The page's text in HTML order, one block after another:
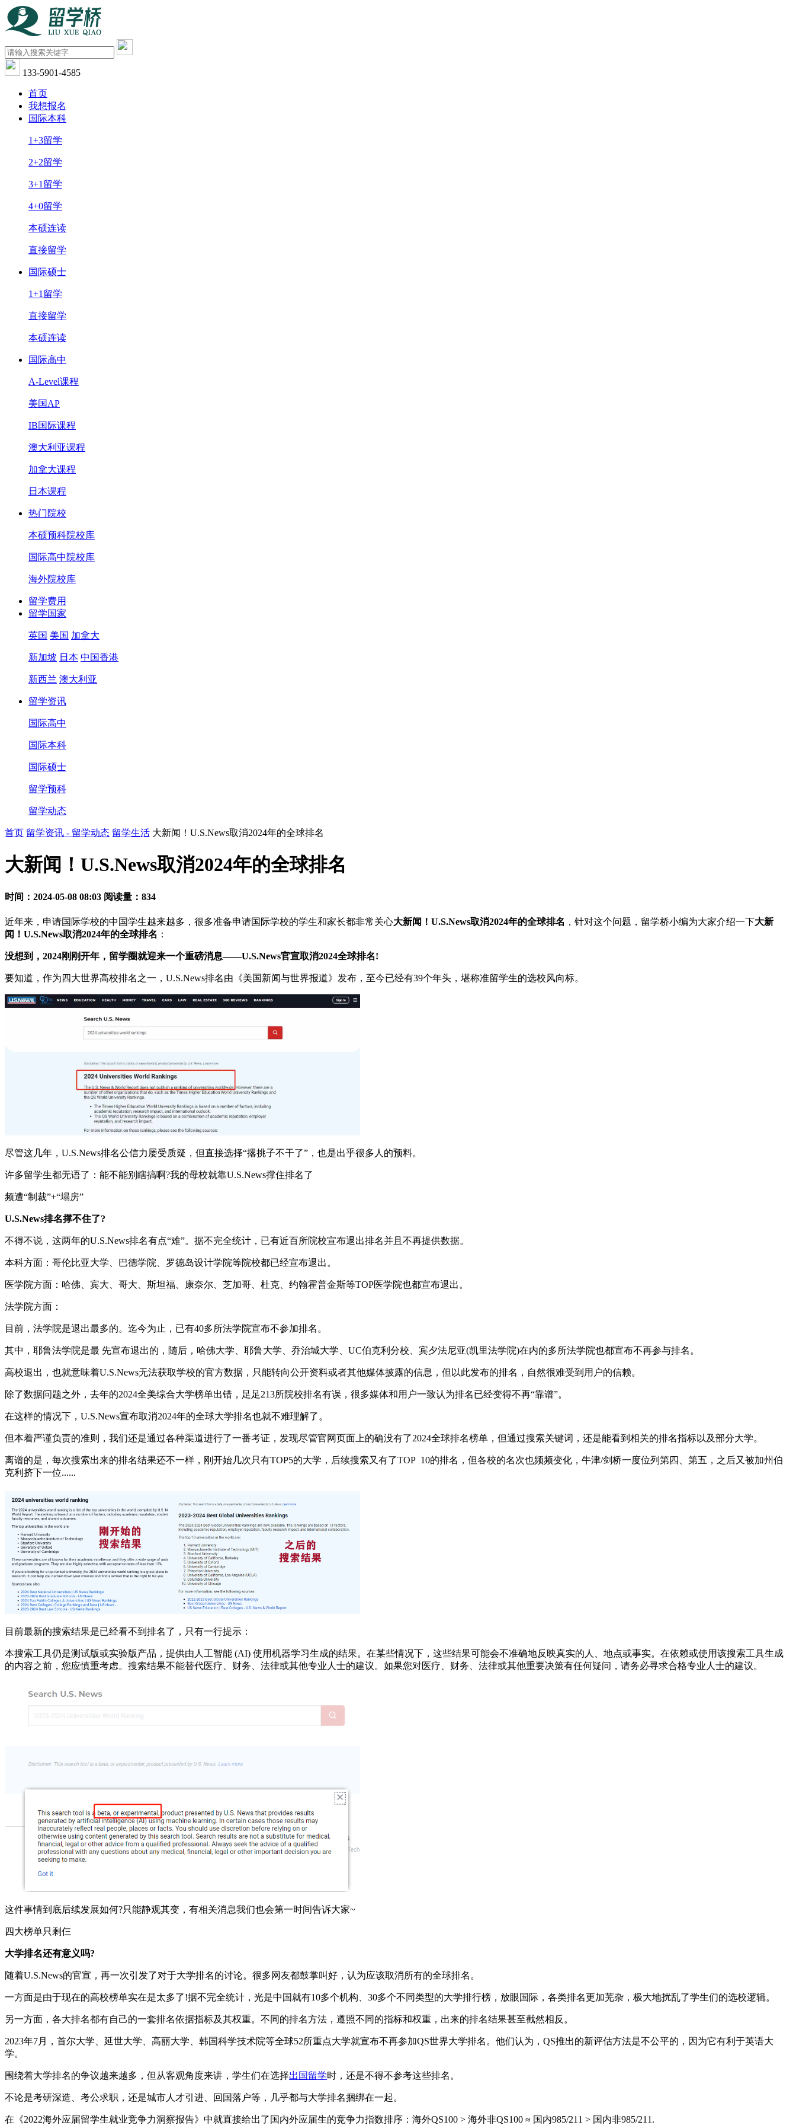
133-5901-4585
首页
我想报名
国际本科
1+3留学
2+2留学
3+1留学
4+0留学
本硕连读
直接留学
国际硕士
1+1留学
直接留学
本硕连读
国际高中
A-Level课程
美国AP
IB国际课程
澳大利亚课程
加拿大课程
日本课程
热门院校
本硕预科院校库
国际高中院校库
海外院校库
留学费用
留学国家
英国 美国 加拿大
新加坡 日本 中国香港
新西兰 澳大利亚
留学资讯
国际高中
国际本科
国际硕士
留学预科
留学动态
首页 留学资讯 - 留学动态 留学生活 大新闻！U.S.News取消2024年的全球排名
大新闻！U.S.News取消2024年的全球排名
时间：2024-05-08 08:03 阅读量：834
近年来，申请国际学校的中国学生越来越多，很多准备申请国际学校的学生和家长都非常关心大新闻！U.S.News取消2024年的全球排名 ，针对这个问题，留学桥小编为大家介绍一下大新
闻！U.S.News取消2024年的全球排名 ：
没想到，2024刚刚开年，留学圈就迎来一个重磅消息——U.S.News官宣取消2024全球排名!
要知道，作为四大世界高校排名之一，U.S.News排名由《美国新闻与世界报道》发布，至今已经有39个年头，堪称准留学生的选校风向标。
尽管这几年，U.S.News排名公信力屡受质疑，但直接选择“撂挑子不干了”，也是出乎很多人的预料。
许多留学生都无语了：能不能别瞎搞啊?我的母校就靠U.S.News撑住排名了
频遭“制裁”+“塌房”
U.S.News排名撑不住了?
不得不说，这两年的U.S.News排名有点“难”。据不完全统计，已有近百所院校宣布退出排名并且不再提供数据。
本科方面：哥伦比亚大学、巴德学院、罗德岛设计学院等院校都已经宣布退出。
医学院方面：哈佛、宾大、哥大、斯坦福、康奈尔、芝加哥、杜克、约翰霍普金斯等TOP医学院也都宣布退出。
法学院方面：
目前，法学院是退出最多的。迄今为止，已有40多所法学院宣布不参加排名。
其中，耶鲁法学院是最 先宣布退出的，随后，哈佛大学、耶鲁大学、乔治城大学、UC伯克利分校、宾夕法尼亚(凯里法学院)在内的多所法学院也都宣布不再参与排名。
高校退出，也就意味着U.S.News无法获取学校的官方数据，只能转向公开资料或者其他媒体披露的信息，但以此发布的排名，自然很难受到用户的信赖。
除了数据问题之外，去年的2024全美综合大学榜单出错，足足213所院校排名有误，很多媒体和用户一致认为排名已经变得不再“靠谱”。
在这样的情况下，U.S.News宣布取消2024年的全球大学排名也就不难理解了。
但本着严谨负责的准则，我们还是通过各种渠道进行了一番考证，发现尽管官网页面上的确没有了2024全球排名榜单，但通过搜索关键词，还是能看到相关的排名指标以及部分大学。
离谱的是，每次搜索出来的排名结果还不一样，刚开始几次只有TOP5的大学，后续搜索又有了TOP 10的排名，但各校的名次也频频变化，牛津/剑桥一度位列第四、第五，之后又被加州伯
克利挤下一位......
目前最新的搜索结果是已经看不到排名了，只有一行提示：
本搜索工具仍是测试版或实验版产品，提供由人工智能 (AI) 使用机器学习生成的结果。在某些情况下，这些结果可能会不准确地反映真实的人、地点或事实。在依赖或使用该搜索工具生成
的内容之前，您应慎重考虑。搜索结果不能替代医疗、财务、法律或其他专业人士的建议。如果您对医疗、财务、法律或其他重要决策有任何疑问，请务必寻求合格专业人士的建议。
这件事情到底后续发展如何?只能静观其变，有相关消息我们也会第一时间告诉大家~
四大榜单只剩仨
大学排名还有意义吗?
随着U.S.News的官宣，再一次引发了对于大学排名的讨论。很多网友都鼓掌叫好，认为应该取消所有的全球排名。
一方面是由于现在的高校榜单实在是太多了!据不完全统计，光是中国就有10多个机构、30多个不同类型的大学排行榜，放眼国际，各类排名更加芜杂，极大地扰乱了学生们的选校逻辑。
另一方面，各大排名都有自己的一套排名依据指标及其权重。不同的排名方法，遵照不同的指标和权重，出来的排名结果甚至截然相反。
2023年7月，首尔大学、延世大学、高丽大学、韩国科学技术院等全球52所重点大学就宣布不再参加QS世界大学排名。他们认为，QS推出的新评估方法是不公平的，因为它有利于英语大
学。
围绕着大学排名的争议越来越多，但从客观角度来讲，学生们在选择出国留学时，还是不得不参考这些排名。
不论是考研深造、考公求职，还是城市人才引进、回国落户等，几乎都与大学排名捆绑在一起。
在《2022海外应届留学生就业竞争力洞察报告》中就直接给出了国内外应届生的竞争力指数排序：海外QS100 > 海外非QS100 ≈ 国内985/211 > 国内非985/211.